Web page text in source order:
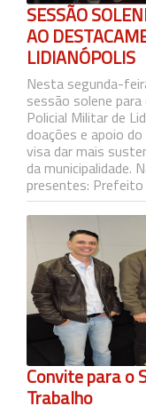
SESSÃO
AO
LIDIANÓPOLIS
Nesta segunda-
sessão solene
Policial Militar de
doações e apoio
visa dar mais
da municipalidade.
presentes: Prefeito
Convite para o
Trabalho